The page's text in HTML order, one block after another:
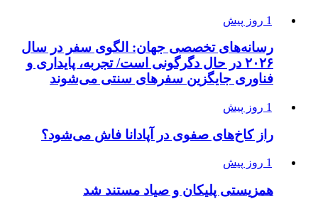
1 روز پیش
رسانه‌های تخصصی جهان: الگوی سفر در سال
۲۰۲۶ در حال دگرگونی است/ تجربه، پایداری و
فناوری جایگزین سفرهای سنتی می‌شوند
1 روز پیش
راز کاخ‌های صفوی در آپادانا فاش می‌شود؟
1 روز پیش
همزیستی پلیکان و صیاد مستند شد